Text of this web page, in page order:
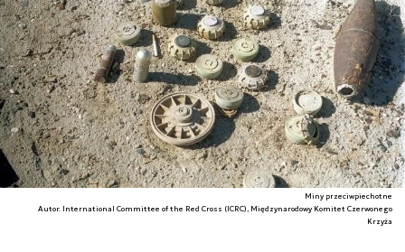
Miny przeciwpiechotne
Autor. International Committee of the Red Cross (ICRC), Międzynarodowy Komitet Czerwonego
Krzyża